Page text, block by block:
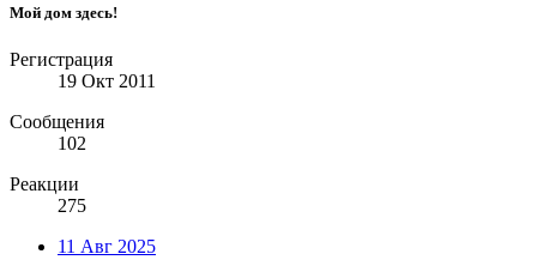
Мой дом здесь!
Регистрация
19 Окт 2011
Сообщения
102
Реакции
275
11 Авг 2025